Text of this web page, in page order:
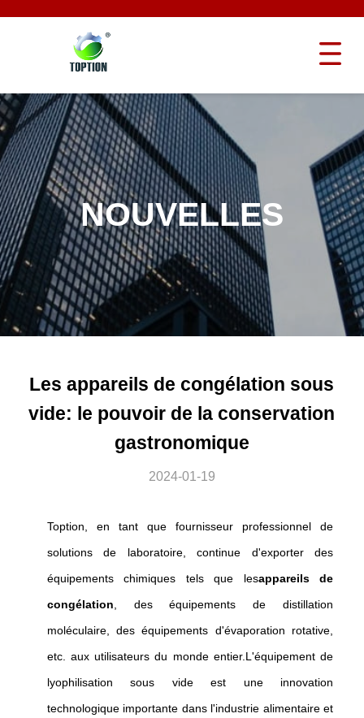
NOUVELLES
Les appareils de congélation sous
vide: le pouvoir de la conservation
gastronomique
2024-01-19
Toption, en tant que fournisseur professionnel de
solutions de laboratoire, continue d'exporter des
équipements chimiques tels que lesappareils de
congélation, des équipements de distillation
moléculaire, des équipements d'évaporation rotative,
etc. aux utilisateurs du monde entier.L'équipement de
lyophilisation sous vide est une innovation
technologique importante dans l'industrie alimentaire et